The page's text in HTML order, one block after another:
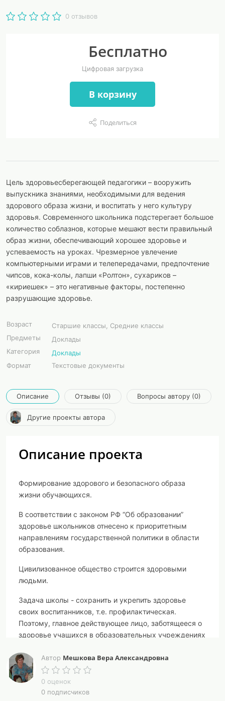
0 отзывов
Бесплатно
Цифровая загрузка
В корзину
Поделиться
Цель здоровьесберегающей педагогики – вооружить
выпускника знаниями, необходимыми для ведения
здорового образа жизни, и воспитать у него культуру
здоровья. Современного школьника подстерегает большое
количество соблазнов, которые мешают вести правильный
образ жизни, обеспечивающий хорошее здоровье и
успеваемость на уроках. Чрезмерное увлечение
компьютерными играми и телепередачами, предпочтение
чипсов, кока-колы, лапши «Ролтон», сухариков –
«кириешек» – это негативные факторы, постепенно
разрушающие здоровье.
Возраст
Старшие классы, Средние классы
Предметы
Доклады
Категория
Доклады
Формат
Текстовые документы
Описание Отзывы (0) Вопросы автору (0)
Другие проекты автора
Описание проекта
Формирование здорового и безопасного образа
жизни обучающихся.
В соответствии с законом РФ “Об образовании”
здоровье школьников отнесено к приоритетным
направлениям государственной политики в области
образования.
Цивилизованное общество строится здоровыми
людьми.
Задача школы - сохранить и укрепить здоровье
своих воспитанников, т.е. профилактическая.
Поэтому, главное действующее лицо, заботящееся о
здоровье учащихся в образовательных учреждениях
Цель здоровьесберегающей педагогики –
вооружить выпускника знаниями, необходимыми
для ведения здорового образа жизни, и воспитать у
Автор Мешкова Вера Александровна
0 оценок
0 подписчиков